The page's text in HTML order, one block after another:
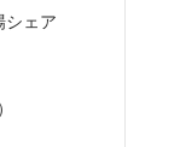
シェア